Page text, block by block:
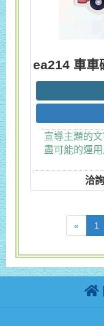
ea214 車車
宣導主題的
盡可能的運
洽
« 1